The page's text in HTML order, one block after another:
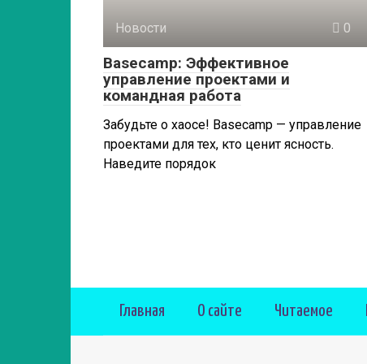
Новости 0
Basecamp: Эффективное
управление проектами и
командная работа
Забудьте о хаосе! Basecamp — управление
проектами для тех, кто ценит ясность.
Наведите порядок
Главная О сайте Читаемое